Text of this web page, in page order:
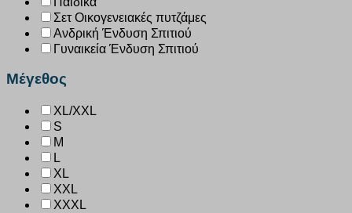
Σετ Οικογενειακές πυτζάμες
Ανδρική Ένδυση Σπιτιού
Γυναικεία Ένδυση Σπιτιού
Μέγεθος
XL/XXL
S
M
L
XL
XXL
XXXL